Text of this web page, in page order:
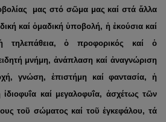
μας στό σῶμα μας καί στά ἄλλα
καί ὁμαδική ὑποβολή, ἡ ἐκούσια καί
τηλεπάθεια, ὁ προφορικός καί ὁ
μνήμη, ἀνάπλαση καί ἀναγνώριση
γνώση, ἐπιστήμη καί φαντασία, ἡ
ἰδιοφυΐα καί μεγαλοφυΐα, ἀσχέτως τῶν
τοῦ σώματος καί τοῦ ἐγκεφάλου, τά